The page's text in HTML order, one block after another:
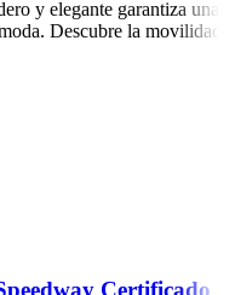
y elegante garantiza una
Descubre la movilidad